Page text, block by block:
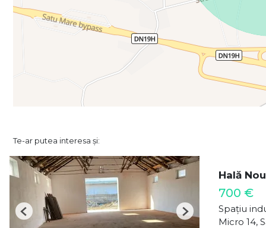
Te-ar putea interesa și:
Previous Next
Hală
700 €
Spațiu
Micro 14,